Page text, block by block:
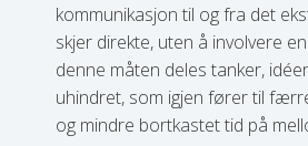
kommunikasjon til og fra det
skjer direkte, uten å involvere
denne måten deles tanker,
uhindret, som igjen fører til
og mindre bortkastet tid på